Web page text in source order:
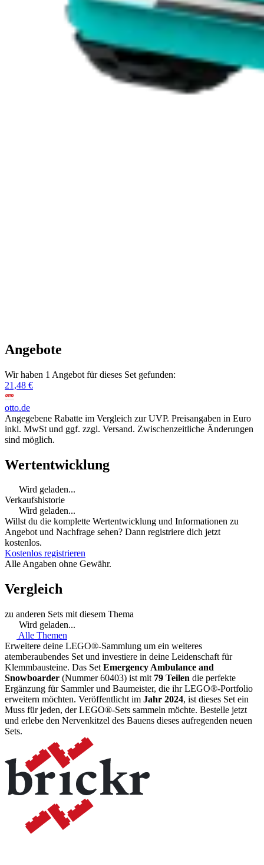
Angebote
Wir haben 1 Angebot für dieses Set gefunden:
21,48 €
otto.de
Angegebene Rabatte im Vergleich zur UVP. Preisangaben in Euro
inkl. MwSt und ggf. zzgl. Versand. Zwischenzeitliche Änderungen
sind möglich.
Wertentwicklung
Wird geladen...
Verkaufshistorie
Wird geladen...
Willst du die komplette Wertentwicklung und Informationen zu
Angebot und Nachfrage sehen? Dann registriere dich jetzt
kostenlos.
Kostenlos registrieren
Alle Angaben ohne Gewähr.
Vergleich
zu anderen Sets mit diesem Thema
Wird geladen...
Alle Themen
Erweitere deine LEGO®-Sammlung um ein weiteres
atemberaubendes Set und investiere in deine Leidenschaft für
Klemmbausteine. Das Set Emergency Ambulance and
Snowboarder (Nummer 60403) ist mit 79 Teilen die perfekte
Ergänzung für Sammler und Baumeister, die ihr LEGO®-Portfolio
erweitern möchten. Veröffentlicht im Jahr 2024, ist dieses Set ein
Muss für jeden, der LEGO®-Sets sammeln möchte. Bestelle jetzt
und erlebe den Nervenkitzel des Bauens dieses aufregenden neuen
Sets.